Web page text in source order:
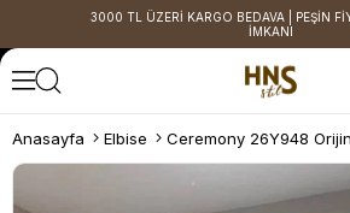
3000 TL ÜZERİ KARGO BEDAVA | PEŞİN
İMKANI
Anasayfa Elbise Ceremony 26Y948